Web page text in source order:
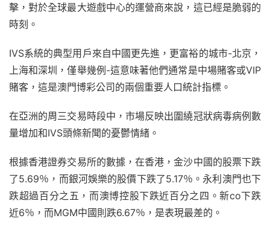
擊，對於全球最大遊戲中心的運營商來說 ，這已經是脆弱的
時刻。
IVS系統的典型用戶來自中國更先進，更富裕的城市-北京，
上海和深圳，僅舉幾例-這意味著他們通常是中場賭客或VIP
賭客 ，這是澳門博彩公司的兩個重要人口統計指標。
在亞洲的周三交易時段中，市場反映出圍繞冠狀病毒病例數
量增加和IVS頭條新聞的憂鬱情緒。
根據香港證券交易所的數據，在香港，金沙中國的股票下跌
了5.69％，而銀河娛樂的股價下跌了5.17％。永利澳門也下
跌超過百分之五，而澳博控股下跌近百分之四。新co下跌
近6％，而MGM中國則跌6.67％，是表現最差的。